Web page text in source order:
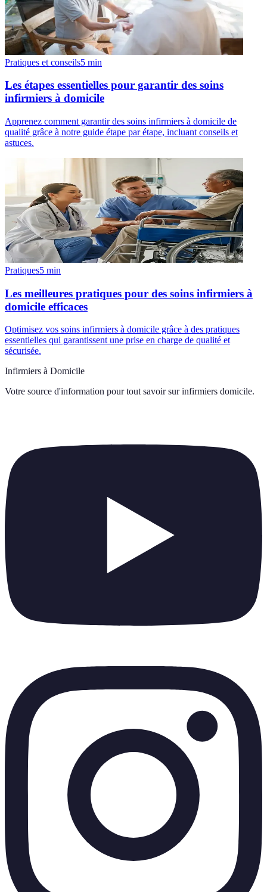
Pratiques et conseils5 min
Les étapes essentielles pour garantir des soins
infirmiers à domicile
Apprenez comment garantir des soins infirmiers à domicile de
qualité grâce à notre guide étape par étape, incluant conseils et
astuces.
Pratiques5 min
Les meilleures pratiques pour des soins infirmiers à
domicile efficaces
Optimisez vos soins infirmiers à domicile grâce à des pratiques
essentielles qui garantissent une prise en charge de qualité et
sécurisée.
Infirmiers à Domicile
Votre source d'information pour tout savoir sur infirmiers domicile.